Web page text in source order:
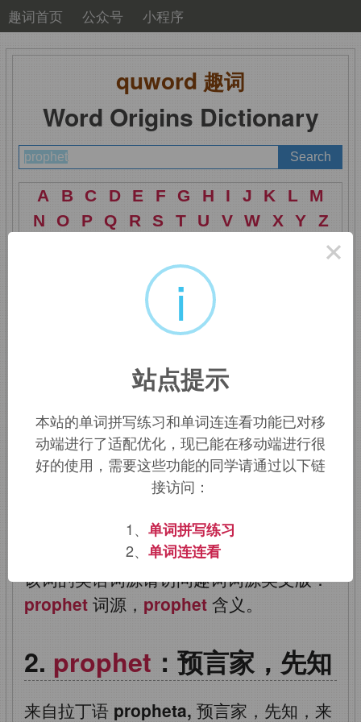
趣词首页 公众号 小程序
quword 趣词
Word Origins Dictionary
A B C D E F G H I J K L
M
N
O P Q R S T U V W X Y Z
prophet：预言家，先
知；倡导者，主张者
propheta,意为传达上帝意
愿的人,可追溯至希腊语的prophet-;经
由古法语传入英语; propheta由pro-(预
先)和pheta(说)组成。
该词的英语词源请访问趣词词源英文版：
prophet 词源， prophet 含义。
prophet ：预言家，先知
来自拉丁语 propheta, 预言家，先知，来
×
i
站点提示
本站的单词拼写练习和单词连连看功能已对移
动端进行了适配优化，现已能在移动端进行很
好的使用，需要这些功能的同学请通过以下链
接访问：
1、 单词拼写练习
2、 单词连连看